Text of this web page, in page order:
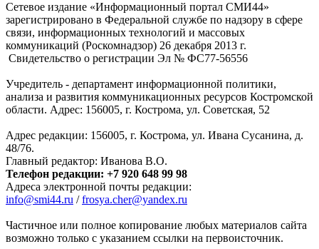
Сетевое издание «Информационный портал СМИ44»
зарегистрировано в Федеральной службе по надзору в сфере
связи, информационных технологий и массовых
коммуникаций (Роскомнадзор) 26 декабря 2013 г.
Свидетельство о регистрации Эл № ФC77-56556
Учредитель - департамент информационной политики,
анализа и развития коммуникационных ресурсов Костромской
области. Адрес: 156005, г. Кострома, ул. Советская, 52
Адрес редакции: 156005, г. Кострома, ул. Ивана Сусанина, д.
48/76.
Главный редактор: Иванова В.О.
Телефон редакции: +7 920 648 99 98
Адреса электронной почты редакции:
info@smi44.ru /frosya.cher@yandex.ru
Частичное или полное копирование любых материалов сайта
возможно только с указанием ссылки на первоисточник.